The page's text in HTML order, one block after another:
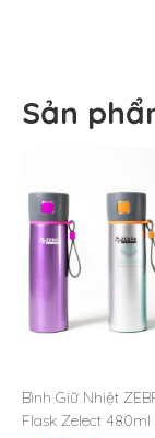
Thông số kỹ
Thương
Kích thước:
Màu sắc:
Thương
Sản xuất
Đóng hộp:
Sản
Bình Giữ Nhiệt
Flask Zelect 480ml